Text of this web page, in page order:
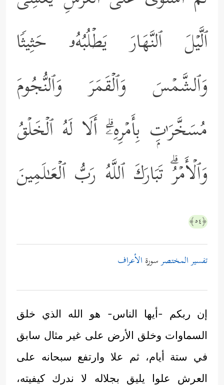
ٱلَّیۡلَ ٱلنَّهَارَ یَطۡلُبُهُۥ حَثِیثࣰا
وَٱلشَّمۡسَ وَٱلۡقَمَرَ وَٱلنُّجُومَ
مُسَخَّرَ ٰ⁠تِۭ بِأَمۡرِهِۦۤۗ أَلَا لَهُ ٱلۡخَلۡقُ
وَٱلۡأَمۡرُۗ تَبَارَكَ ٱللَّهُ رَبُّ ٱلۡعَـٰلَمِینَ
﴿٥٤﴾
تفسير المختصرسورة الأعراف
إن ربكم -أيها الناس- هو الله الذي خلق
السماوات وخلق الأرض على غير مثال سابق
في ستة أيام، ثم علا وارتفع سبحانه على
العرش علوا يليق بجلاله لا ندرك كيفيته،